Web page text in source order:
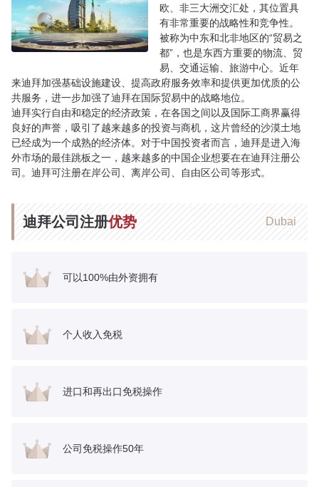
欧、非三大洲交汇处，其位置具
有非常重要的战略性和竞争性。
被称为中东和北非地区的“贸易之
都”，也是东西方重要的物流、贸
易、交通运输、旅游中心。近年
来迪拜加强基础设施建设、提高政府服务效率和提供更加优质的公
共服务，进一步加强了迪拜在国际贸易中的战略地位。
迪拜实行自由和稳定的经济政策，在各国之间以及国际工商界赢得
良好的声誉，吸引了越来越多的投资与商机，这片曾经的沙漠土地
已经成为一个成熟的经济体。对于中国投资者而言，迪拜是进入海
外市场的最佳跳板之一，越来越多的中国企业想要在在迪拜注册公
司。迪拜可注册在岸公司、离岸公司、自由区公司等形式。
迪拜公司注册优势 Dubai
可以100%由外资拥有
个人收入免税
进口和再出口免税操作
公司免税操作50年